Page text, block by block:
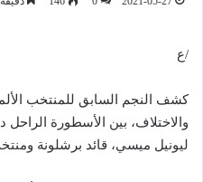
/ع
كشف النجم السابق للمنتخب
والاختلاف، بين الأسطورة الراحل
ليونيل ميسي، قائد برشلونة